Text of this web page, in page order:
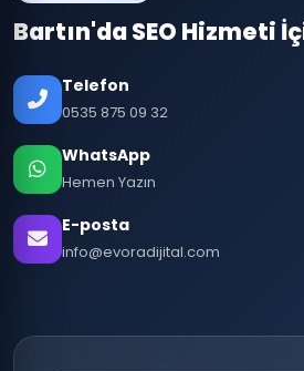
Bartın'da SEO Hizmeti
Telefon
0535 875 09 32
WhatsApp
Hemen Yazın
E-posta
info@evoradijital.com